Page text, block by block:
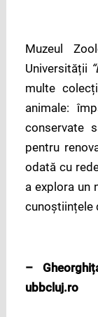
Muzeul
Universității
multe
animale:
conservate
pentru
odată cu
a explora un
cunoștiințele
–
ubbcluj.ro